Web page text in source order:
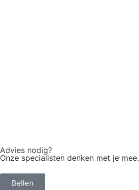
Advies nodig?
Onze specialisten denken met je mee.
Bellen